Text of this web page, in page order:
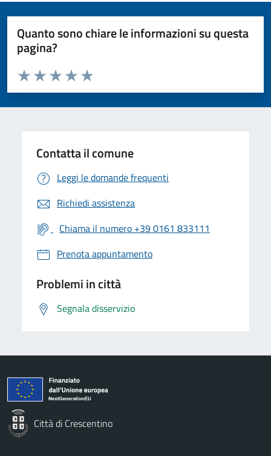
Quanto sono chiare le informazioni su questa
pagina?
Valuta da 1 a 5 stelle la pagina
Valuta 5 stelle su 5
Valuta 4 stelle su 5
Valuta 3 stelle su 5
Valuta 2 stelle su 5
Valuta 1 stelle su 5
Contatta il comune
Leggi le domande frequenti
Richiedi assistenza
Chiama il numero +39 0161 833111
Prenota appuntamento
Problemi in città
Segnala disservizio
Città di Crescentino